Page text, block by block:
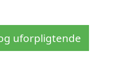
uforpligtende